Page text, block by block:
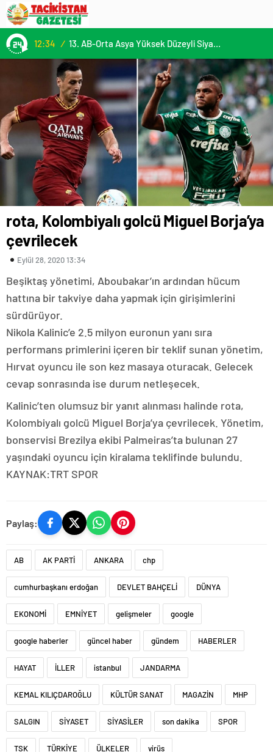
12:34 / 13. AB-Orta Asya Yüksek Düzeyli Siyasi ve Güvenlik Diyaloğuna Katılım
rota, Kolombiyalı golcü Miguel Borja’ya
çevrilecek
Eylül 28, 2020 13:34
Beşiktaş yönetimi, Aboubakar’ın ardından hücum
hattına bir takviye daha yapmak için girişimlerini
sürdürüyor.
Nikola Kalinic’e 2.5 milyon euronun yanı sıra
performans primlerini içeren bir teklif sunan yönetim,
Hırvat oyuncu ile son kez masaya oturacak. Gelecek
cevap sonrasında ise durum netleşecek.
Kalinic’ten olumsuz bir yanıt alınması halinde rota,
Kolombiyalı golcü Miguel Borja’ya çevrilecek. Yönetim,
bonservisi Brezilya ekibi Palmeiras’ta bulunan 27
yaşındaki oyuncu için kiralama teklifinde bulundu.
KAYNAK:TRT SPOR
Paylaş:
AB AK PARTİ ANKARA chp
cumhurbaşkanı erdoğan DEVLET BAHÇELİ DÜNYA
EKONOMİ EMNİYET gelişmeler google
google haberler güncel haber gündem HABERLER
HAYAT İLLER istanbul JANDARMA
KEMAL KILIÇDAROĞLU KÜLTÜR SANAT MAGAZİN MHP
SALGIN SİYASET SİYASİLER son dakika SPOR
TSK TÜRKİYE ÜLKELER virüs